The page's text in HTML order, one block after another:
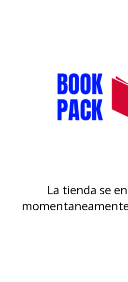
La tienda se